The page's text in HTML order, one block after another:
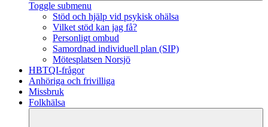
Toggle submenu
Stöd och hjälp vid psykisk ohälsa
Vilket stöd kan jag få?
Personligt ombud
Samordnad individuell plan (SIP)
Mötesplatsen Norsjö
HBTQI-frågor
Anhöriga och frivilliga
Missbruk
Folkhälsa